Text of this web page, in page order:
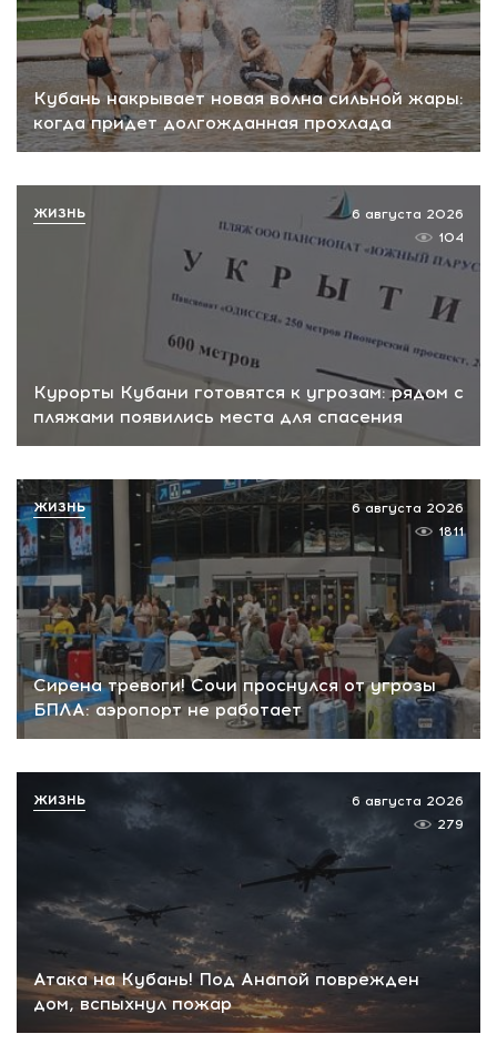
Кубань накрывает новая волна сильной жары:
когда придет долгожданная прохлада
Курорты Кубани готовятся к угрозам: рядом с
пляжами появились места для спасения
6 августа 2026
104
ЖИЗНЬ
Сирена тревоги! Сочи проснулся от угрозы
БПЛА: аэропорт не работает
6 августа 2026
1811
ЖИЗНЬ
Атака на Кубань! Под Анапой поврежден
дом, вспыхнул пожар
6 августа 2026
279
ЖИЗНЬ